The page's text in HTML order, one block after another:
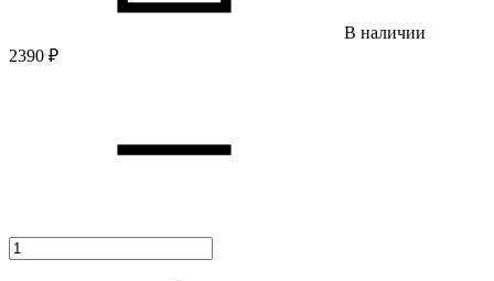
В наличии
2390 ₽